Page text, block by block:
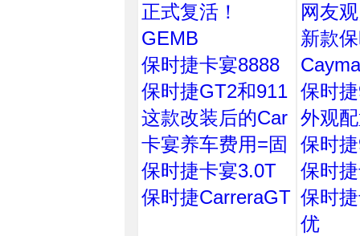
正式复活！
GEMB
保时捷卡宴8888
保时捷GT2和911
这款改装后的Car
卡宴养车费用=固
保时捷卡宴3.0T
保时捷CarreraGT
网友
新款
Cayma
保时
外观
保时
保时
保时
优